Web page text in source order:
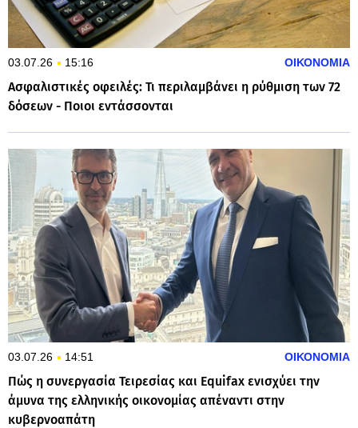
03.07.26 15:16 ΟΙΚΟΝΟΜΙΑ
Ασφαλιστικές οφειλές: Τι περιλαμβάνει η ρύθμιση των 72
δόσεων - Ποιοι εντάσσονται
03.07.26 14:51 ΟΙΚΟΝΟΜΙΑ
Πώς η συνεργασία Τειρεσίας και Equifax ενισχύει την
άμυνα της ελληνικής οικονομίας απέναντι στην
κυβερνοαπάτη